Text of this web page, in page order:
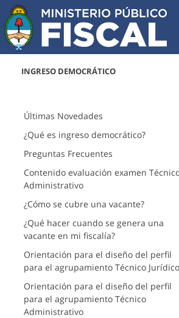
INGRESO DEMOCRÁTICO
Últimas Novedades
¿Qué es ingreso democrático?
Preguntas Frecuentes
Contenido evaluación examen
Administrativo
¿Cómo se cubre una vacante?
¿Qué hacer cuando se genera una
vacante en mi fiscalía?
Orientación para el diseño del perfil
para el agrupamiento Técnico Jurídico
Orientación para el diseño del perfil
para el agrupamiento Técnico
Administrativo